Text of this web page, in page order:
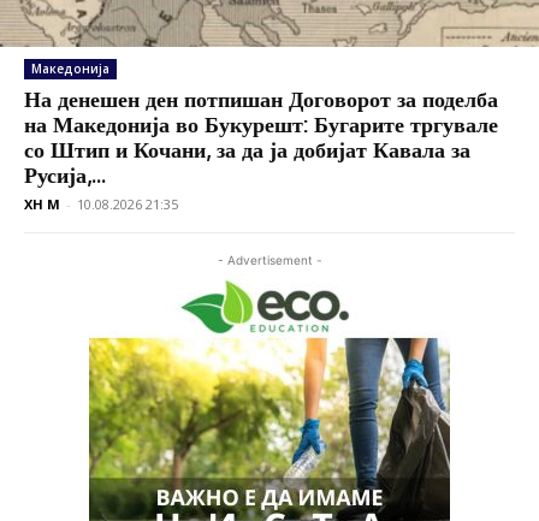
Македонија
На денешен ден потпишан Договорот за поделба
на Македонија во Букурешт: Бугарите тргувале
со Штип и Кочани, за да ја добијат Кавала за
Русија,...
XH M - 10.08.2026 21:35
- Advertisement -